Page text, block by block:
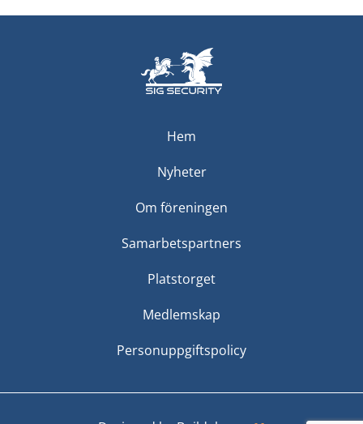
Hem
Nyheter
Om föreningen
Samarbetspartners
Platstorget
Medlemskap
Personuppgiftspolicy